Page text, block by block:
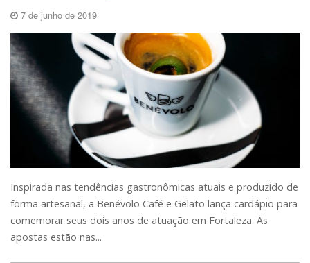
7 de junho de 2019
Inspirada nas tendências gastronômicas atuais e produzido de
forma artesanal, a Benévolo Café e Gelato lança cardápio para
comemorar seus dois anos de atuação em Fortaleza. As
apostas estão nas...